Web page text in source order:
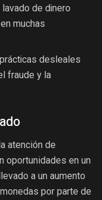
de dinero
muchas
desleales
fraude y la
atención de
oportunidades en un
a un aumento
por parte de